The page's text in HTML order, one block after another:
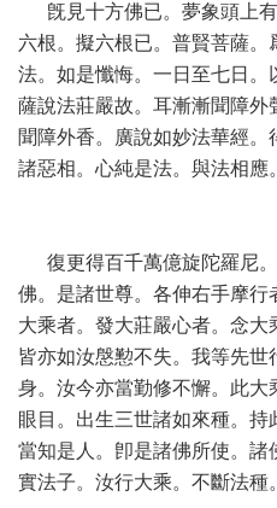
旣見十方佛已。夢象頭上
六根。擬六根已。普賢菩薩
法。如是懺悔。一日至七日
薩說法莊嚴故。耳漸漸聞障
聞障外香。廣說如妙法華經
諸惡相。心純是法。與法相應。
復更得百千萬億旋陀羅尼
佛。是諸世尊。各伸右手摩
大乘者。發大莊嚴心者。念大
皆亦如汝慇懃不失。我等先
身。汝今亦當勤修不懈。此
眼目。出生三世諸如來種。持
當知是人。卽是諸佛所使。
實法子。汝行大乘。不斷法種